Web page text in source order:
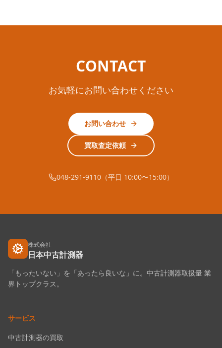
CONTACT
お気軽にお問い合わせください
お問い合わせ
買取査定依頼
048-291-9110（平日 10:00〜15:00）
株式会社
日本中古計測器
「もったいない」を「あったら良いな」に。中古計測器取扱量 業
界トップクラス。
サービス
中古計測器の買取